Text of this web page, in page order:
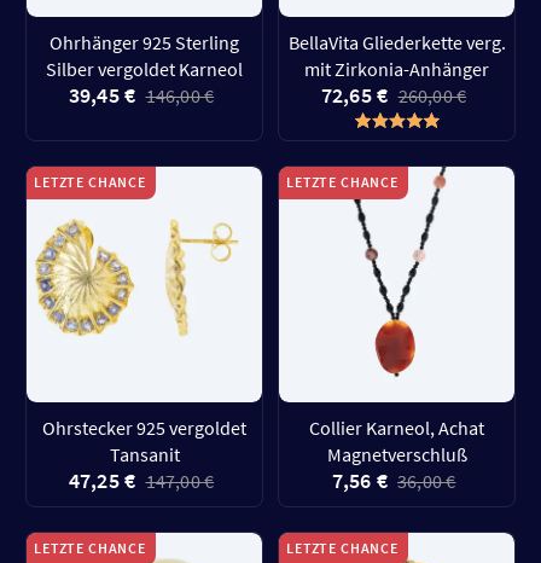
Ohrhänger 925 Sterling
Silber vergoldet Karneol
39,45 € 146,00 €
BellaVita Gliederkette verg.
mit Zirkonia-Anhänger
72,65 € 260,00 €
LETZTE CHANCE
Ohrstecker 925 vergoldet
Tansanit
47,25 € 147,00 €
LETZTE CHANCE
Collier Karneol, Achat
Magnetverschluß
7,56 € 36,00 €
LETZTE CHANCE LETZTE CHANCE